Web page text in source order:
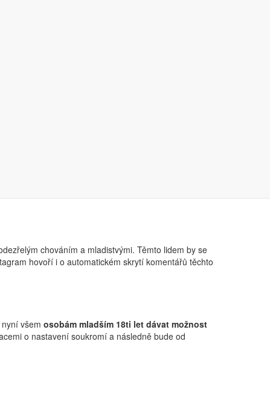
chováním a mladistvými. Těmto lidem by se
hovoří i o automatickém skrytí komentářů těchto
všem osobám mladším 18ti let dávat možnost
o nastavení soukromí a následně bude od